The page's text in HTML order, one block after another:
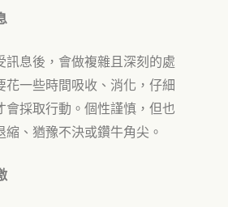
訊息後 ， 會做複雜且深刻的處
花一些時間吸收、消化，仔細
會採取行動 。個性謹慎，但也
縮 、 猶豫不決或鑽牛角尖。